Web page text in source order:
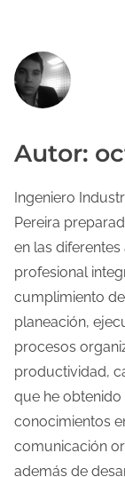
Autor:
Ingeniero
Pereira
en las
profesional
cumplimiento
planeación,
procesos
productividad,
que he
conocimientos en
comunicación
además de